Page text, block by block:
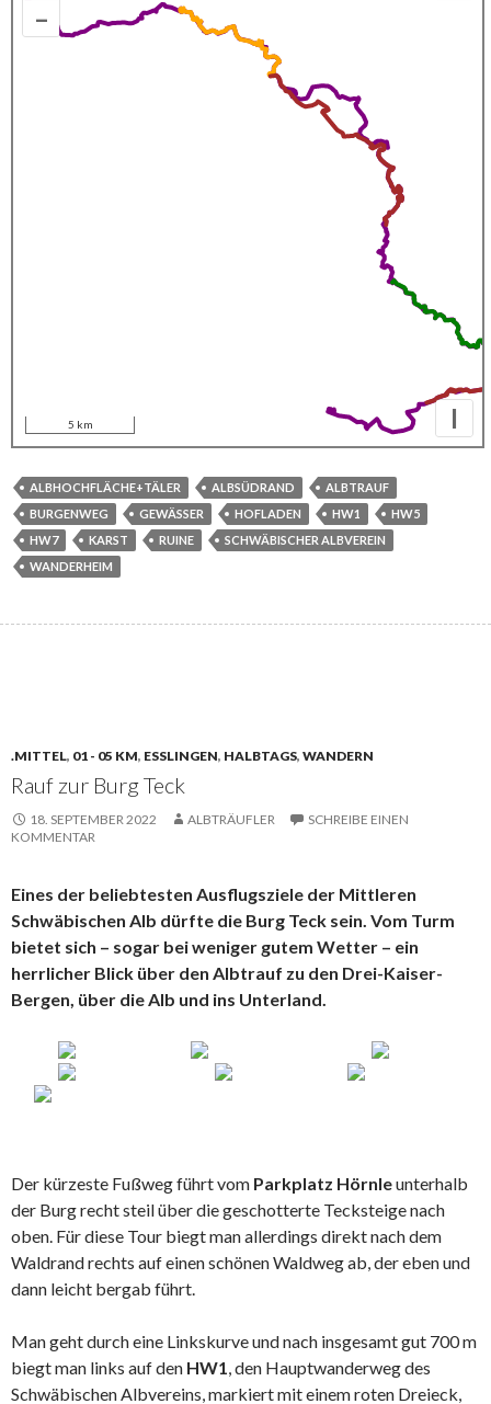
–
I
5 km
ALBHOCHFLÄCHE+TÄLER ALBSÜDRAND
ALBTRAUF
BURGENWEG
GEWÄSSER HOFLADEN HW1
HW5
HW7
KARST RUINE
SCHWÄBISCHER ALBVEREIN
WANDERHEIM
.MITTEL, 01 - 05 KM, ESSLINGEN, HALBTAGS, WANDERN
Rauf zur Burg Teck
18. SEPTEMBER 2022 ALBTRÄUFLER
SCHREIBE EINEN
KOMMENTAR
Eines der beliebtesten Ausflugsziele der Mittleren
Schwäbischen Alb dürfte die Burg Teck sein. Vom Turm
bietet sich – sogar bei weniger gutem Wetter – ein
herrlicher Blick über den Albtrauf zu den Drei-Kaiser-
Bergen, über die Alb und ins Unterland.
Der kürzeste Fußweg führt vom Parkplatz Hörnleunterhalb
der Burg recht steil über die geschotterte Tecksteige nach
oben. Für diese Tour biegt man allerdings direkt nach dem
Waldrand rechts auf einen schönen Waldweg ab, der eben und
dann leicht bergab führt.
Man geht durch eine Linkskurve und nach insgesamt gut 700 m
biegt man links auf den HW1, den Hauptwanderweg des
Schwäbischen Albvereins, markiert mit einem roten Dreieck,